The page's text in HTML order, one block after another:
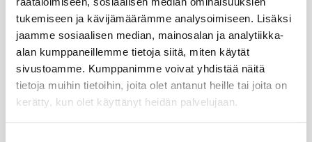
tukemiseen ja kävijämäärämme analysoimiseen. Lisäksi
jaamme sosiaalisen median, mainosalan ja analytiikka-
alan kumppaneillemme tietoja siitä, miten käytät
sivustoamme. Kumppanimme voivat yhdistää näitä
tietoja muihin tietoihin, joita olet antanut heille tai joita on
kerätty, kun olet käyttänyt heidän palvelujaan.
Retket ja sisäänpääsymaksut
Opastettu kierros Suomen Lasimuseossa
2 h 50 min maisemaristeily Vanajavedellä
Hämeenlinnasta Visavuorelle m/s Silver Moonilla
Opastettu vierailu Visavuoren museossa ja
näyttelyissä